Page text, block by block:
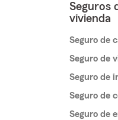
Seguros
vivienda
Seguro de
Seguro de
Seguro de
Seguro de
Seguro de